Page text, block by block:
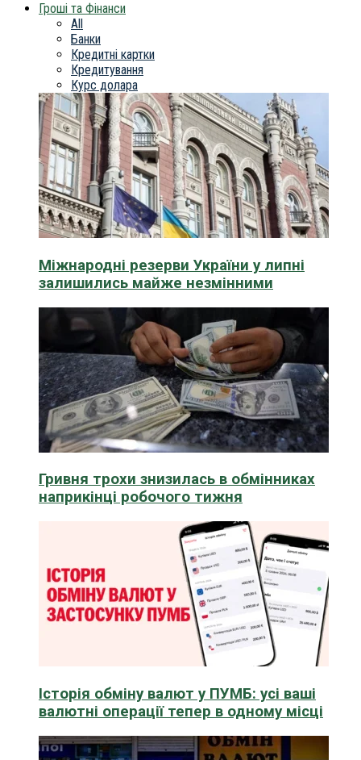
Гроші та Фінанси
All
Банки
Кредитні картки
Кредитування
Курс долара
Міжнародні резерви України у липні
залишились майже незмінними
Гривня трохи знизилась в обмінниках
наприкінці робочого тижня
Історія обміну валют у ПУМБ: усі ваші
валютні операції тепер в одному місці